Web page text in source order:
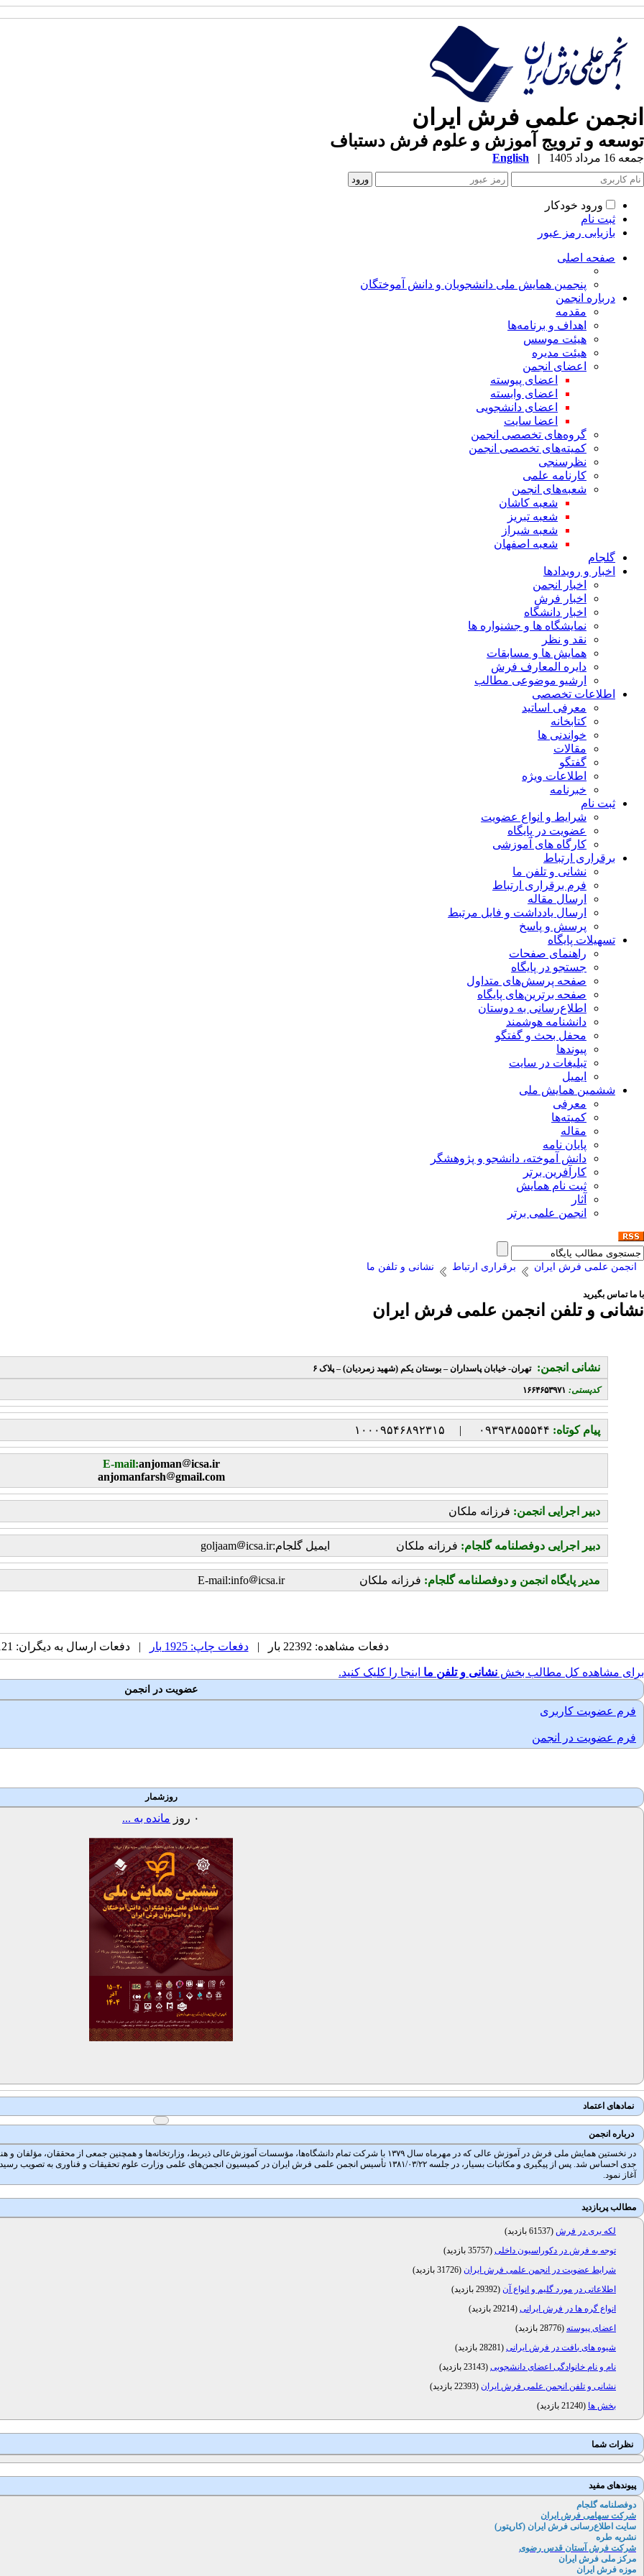
انجمن علمی فرش ایران
توسعه و ترویج آموزش و علوم فرش دستباف
جمعه 16 مرداد 1405 |
English
ورود خودکار
ثبت نام
بازیابی رمز عبور
صفحه اصلی
پنجمین همایش ملی دانشجویان و دانش آموختگان
درباره انجمن
مقدمه
اهداف و برنامه‌ها
هیئت موسس
هیئت مدیره
اعضای انجمن
اعضای پیوسته
اعضای وابسته
اعضای دانشجویی
اعضا سایت
گروه‌های تخصصی انجمن
کمیته‌های تخصصی انجمن
نظرسنجی
کارنامه علمی
شعبه‌های انجمن
شعبه کاشان
شعبه تبریز
شعبه شیراز
شعبه اصفهان
گلجام
اخبار و رویدادها
اخبار انجمن
اخبار فرش
اخبار دانشگاه
نمایشگاه ها و جشنواره ها
نقد و نظر
همایش ها و مسابقات
دایره المعارف فرش
ارشیو موضوعی مطالب
اطلاعات تخصصی
معرفی اساتید
کتابخانه
خواندنی ها
مقالات
گفتگو
اطلاعات ویژه
خبرنامه
ثبت نام
شرایط و انواع عضویت
عضویت در پایگاه
کارگاه های آموزشی
برقراری ارتباط
نشانی و تلفن ما
فرم برقراری ارتباط
ارسال مقاله
ارسال یادداشت و فایل مرتبط
پرسش و پاسخ
تسهیلات پایگاه
راهنمای صفحات
جستجو در پایگاه
صفحه پرسش‌های متداول
صفحه برترین‌های پایگاه
اطلاع‌رسانی به دوستان
دانشنامه هوشمند
محفل بحث و گفتگو
پیوندها
تبلیغات در سایت
ایمیل
ششمین همایش ملی
معرفی
کمیته‌ها
مقاله
پایان نامه
دانش آموخته، دانشجو و پژوهشگر
کارآفرین برتر
ثبت نام همایش
آثار
انجمن علمی برتر
انجمن علمی فرش ایران برقراری ارتباط نشانی و تلفن ما
با ما تماس بگیرید
نشانی و تلفن انجمن علمی فرش ایران
نشانی انجمن: تهران- خیابان پاسداران – بوستان یکم (شهید زمردیان) – پلاک ۶
کدپستی: ۱۶۶۴۶۵۳۹۷۱
پیام کوتاه:
E-mail:anjoman
icsa.ir
anjomanfarsh
gmail.com
دبیر اجرایی انجمن: فرزانه ملکان
دبیر اجرایی دوفصلنامه گلجام: فرزانه ملکان ایمیل گلجام:goljaamicsa.ir
مدیر پایگاه انجمن و دوفصلنامه گلجام: فرزانه ملکان E-mail:infoicsa.ir
دفعات مشاهده: 22392 بار | دفعات چاپ: 1925 بار | دفعات ارسال به دیگران: 121 بار |
برای مشاهده کل مطالب بخش نشانی و تلفن ما اینجا را کلیک کنید.
عضویت در انجمن
فرم عضویت کاربری
فرم عضویت در انجمن
روزشمار
۰ روز مانده به ...
نمادهای اعتماد
درباره انجمن
در نخستین همایش ملی فرش در آموزش عالی که در مهرماه سال ۱۳۷۹ با شرکت تمام دانشگاه‌ها، مؤسسات آموزش‌عالی ذیربط، وزارتخانه‌ها و
آغاز نمود.
مطالب پربازدید
لکه بری در فرش (61537 بازدید
)
توجه به فرش در دکوراسیون داخلی (35757 بازدید
)
شرایط عضویت در انجمن علمی فرش ایران (31726 بازدید
)
اطلاعاتی در مورد گلیم و انواع آن (29392 بازدید
)
انواع گره ها در فرش ایرانی (29214 بازدید
)
اعضای پیوسته (28776 بازدید
)
شیوه های بافت در فرش ایرانی (28281 بازدید
)
نام و نام خانوادگی اعضای دانشجویی (23143 بازدید
)
نشانی و تلفن انجمن علمی فرش ایران (22393 بازدید
)
بخش ها (21240 بازدید )
نظرات شما
پیوندهای مفید
دوفصلنامه گلجام
شرکت سهامی فرش ایران
سایت اطلاع‌رسانی فرش ایران (کارپتور )
نشریه طره
شرکت فرش آستان قدس رضوی
مرکز ملی فرش ایران
موزه فرش ایران